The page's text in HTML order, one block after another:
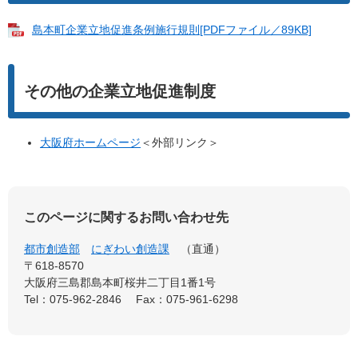
島本町企業立地促進条例施行規則[PDFファイル／89KB]
その他の企業立地促進制度
大阪府ホームページ ＜外部リンク＞
このページに関するお問い合わせ先
都市創造部 にぎわい創造課
直通
〒618-8570
大阪府三島郡島本町桜井二丁目1番1号
Tel：075-962-2846
Fax：075-961-6298